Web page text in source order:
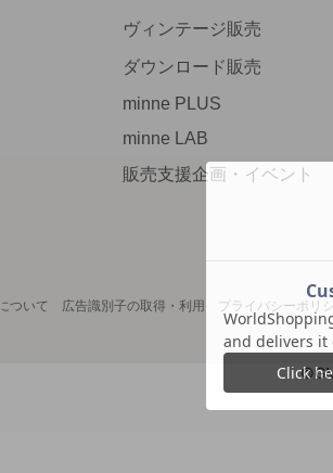
ヴィンテージ販売
ダウンロード販売
minne PLUS
minne LAB
販売支援企画・イベント
ついて 広告識別子の取得・利用 プライバシーポリ